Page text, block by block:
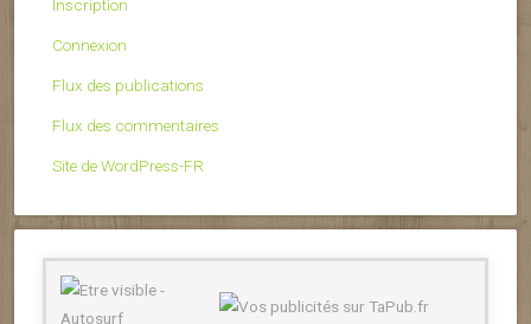
Inscription
Connexion
Flux des publications
Flux des commentaires
Site de WordPress-FR